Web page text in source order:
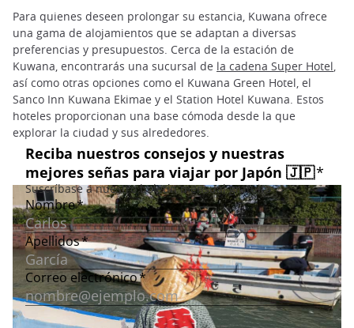
Para quienes deseen prolongar su estancia, Kuwana ofrece
una gama de alojamientos que se adaptan a diversas
preferencias y presupuestos. Cerca de la estación de
Kuwana, encontrarás una sucursal de la cadena Super Hotel
así como otras opciones como el Kuwana Green Hotel, el
Sanco Inn Kuwana Ekimae y el Station Hotel Kuwana. Estos
hoteles proporcionan una base cómoda desde la que
explorar la ciudad y sus alrededores.